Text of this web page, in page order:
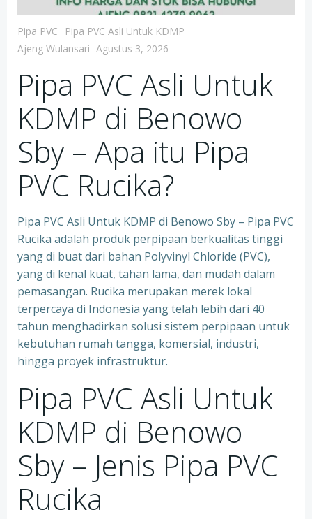
Pipa PVC
Pipa PVC Asli Untuk KDMP
Ajeng Wulansari -Agustus 3, 2026
Pipa PVC Asli Untuk
KDMP di Benowo
Sby – Apa itu Pipa
PVC Rucika?
Pipa PVC Asli Untuk KDMP di Benowo Sby – Pipa PVC
Rucika adalah produk perpipaan berkualitas tinggi
yang di buat dari bahan Polyvinyl Chloride (PVC),
yang di kenal kuat, tahan lama, dan mudah dalam
pemasangan. Rucika merupakan merek lokal
terpercaya di Indonesia yang telah lebih dari 40
tahun menghadirkan solusi sistem perpipaan untuk
kebutuhan rumah tangga, komersial, industri,
hingga proyek infrastruktur.
Pipa PVC Asli Untuk
KDMP di Benowo
Sby – Jenis Pipa PVC
Rucika